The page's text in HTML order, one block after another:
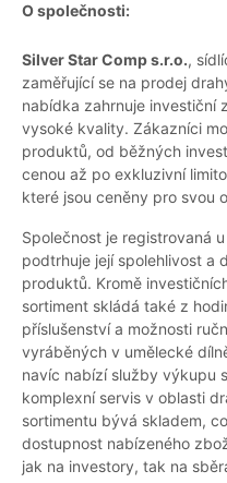
O společnosti:
Silver Star Comp s.r.o.,
zaměřující se na prodej
nabídka zahrnuje investiční
vysoké kvality. Zákazníci
produktů, od běžných
cenou až po exkluzivní
které jsou ceněny pro svou
Společnost je registrovaná
podtrhuje její spolehlivost a
produktů. Kromě
sortiment skládá také z
příslušenství a možnosti
vyráběných v umělecké
navíc nabízí služby výkupu
komplexní servis v oblasti
sortimentu bývá skladem,
dostupnost nabízeného
jak na investory, tak na